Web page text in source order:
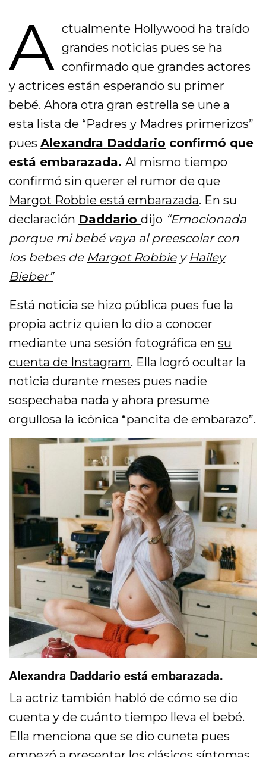
A ctualmente Hollywood ha traído
grandes noticias pues se ha
confirmado que grandes actores
y actrices están esperando su primer
bebé. Ahora otra gran estrella se une a
esta lista de “Padres y Madres primerizos”
puesAlexandra Daddario confirmó que
está embarazada.Al mismo tiempo
confirmó sin querer el rumor de que
Margot Robbie está embarazada. En su
declaración Daddariodijo “Emocionada
porque mi bebé vaya al preescolar con
los bebes de Margot RobbieyHailey
Bieber”
Está noticia se hizo pública pues fue la
propia actriz quien lo dio a conocer
mediante una sesión fotográfica ensu
cuenta de Instagram. Ella logró ocultar la
noticia durante meses pues nadie
sospechaba nada y ahora presume
orgullosa la icónica “pancita de embarazo”.
Alexandra Daddario está embarazada.
La actriz también habló de cómo se dio
cuenta y de cuánto tiempo lleva el bebé.
Ella menciona que se dio cuneta pues